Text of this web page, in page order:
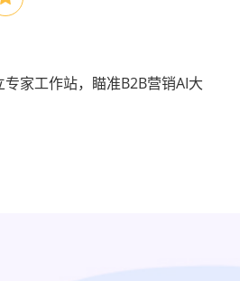
家工作站，瞄准B2B营销AI大